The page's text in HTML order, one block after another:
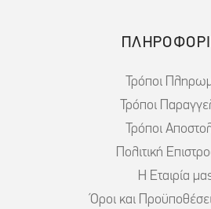
Τρόποι
Τρόποι
Τρόποι
Πολιτική
Η Εταιρία
Όροι και